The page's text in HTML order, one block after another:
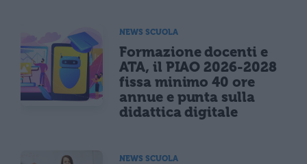
NEWS SCUOLA
Formazione docenti e
ATA, il PIAO 2026-2028
fissa minimo 40 ore
annue e punta sulla
didattica digitale
NEWS SCUOLA